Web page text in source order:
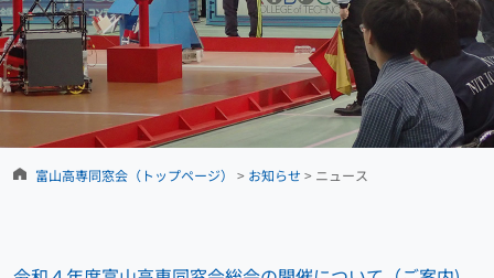
富山高専同窓会（トップページ） > お知らせ > ニュース